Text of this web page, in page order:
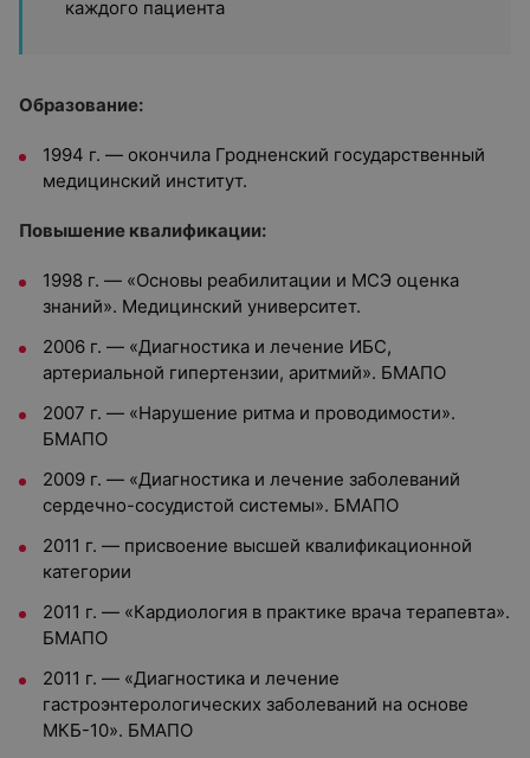
каждого пациента
Образование:
1994 г. — окончила Гродненский государственный
медицинский институт.
Повышение квалификации:
1998 г. — «Основы реабилитации и МСЭ оценка
знаний». Медицинский университет.
2006 г. — «Диагностика и лечение ИБС,
артериальной гипертензии, аритмий». БМАПО
2007 г. — «Нарушение ритма и проводимости».
БМАПО
2009 г. — «Диагностика и лечение заболеваний
сердечно-сосудистой системы». БМАПО
2011 г. — присвоение высшей квалификационной
категории
2011 г. — «Кардиология в практике врача терапевта».
БМАПО
2011 г. — «Диагностика и лечение
гастроэнтерологических заболеваний на основе
МКБ-10». БМАПО